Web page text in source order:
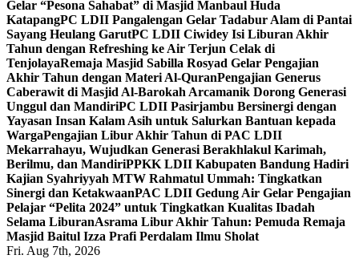
Gelar “Pesona Sahabat” di Masjid Manbaul Huda
KatapangPC LDII Pangalengan Gelar Tadabur Alam di Pantai
Sayang Heulang GarutPC LDII Ciwidey Isi Liburan Akhir
Tahun dengan Refreshing ke Air Terjun Celak di
TenjolayaRemaja Masjid Sabilla Rosyad Gelar Pengajian
Akhir Tahun dengan Materi Al-QuranPengajian Generus
Caberawit di Masjid Al-Barokah Arcamanik Dorong Generasi
Unggul dan MandiriPC LDII Pasirjambu Bersinergi dengan
Yayasan Insan Kalam Asih untuk Salurkan Bantuan kepada
WargaPengajian Libur Akhir Tahun di PAC LDII
Mekarrahayu, Wujudkan Generasi Berakhlakul Karimah,
Berilmu, dan MandiriPPKK LDII Kabupaten Bandung Hadiri
Kajian Syahriyyah MTW Rahmatul Ummah: Tingkatkan
Sinergi dan KetakwaanPAC LDII Gedung Air Gelar Pengajian
Pelajar “Pelita 2024” untuk Tingkatkan Kualitas Ibadah
Selama LiburanAsrama Libur Akhir Tahun: Pemuda Remaja
Masjid Baitul Izza Prafi Perdalam Ilmu Sholat
Fri. Aug 7th, 2026